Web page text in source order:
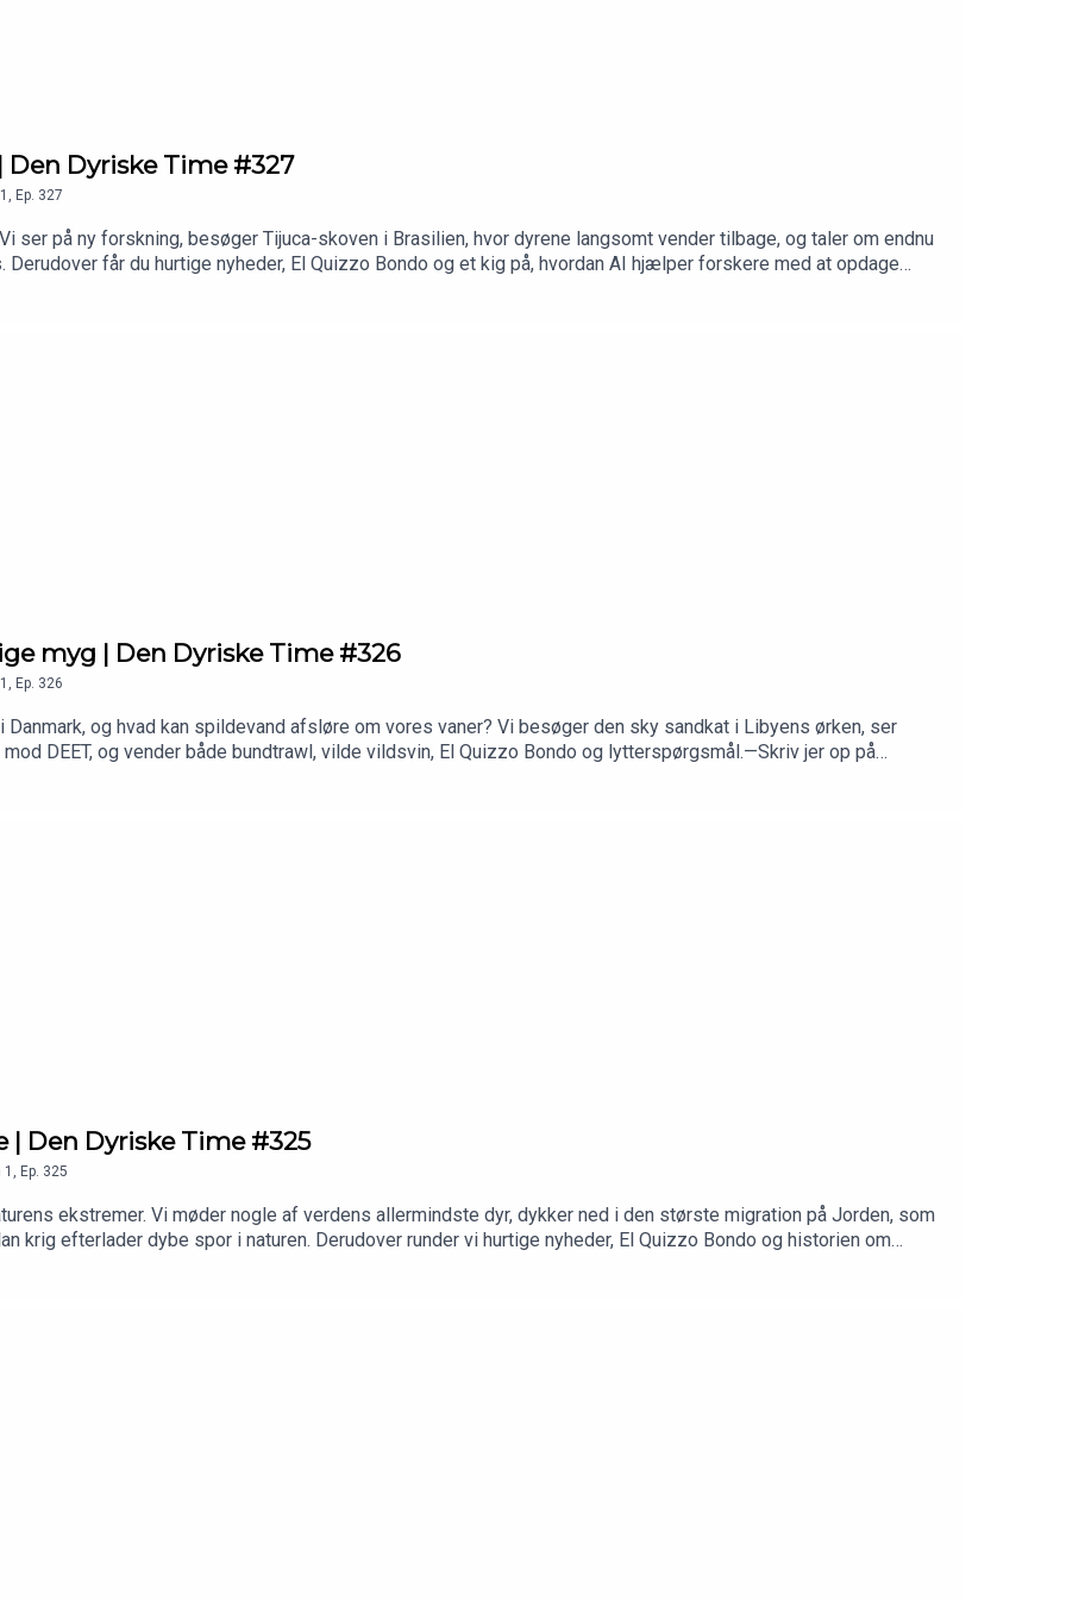
en lille donation, så ville vi være yderst taknemmelige:
Den Dyriske Time #327
1 Ep. 327
ser på ny forskning, besøger Tijuca-skoven i Brasilien, hvor dyrene langsomt vender tilbage, og taler om endnu
får du hurtige nyheder, El Quizzo Bondo og et kig på, hvordan AI hjælper forskere med at opdage
støt programmet med en lille donation, så ville vi være yderst taknemmelige: https://10er.dk/dendyrisketime—
kallebkimAH: instagram.com/alexanderholmdk—Produceret hos PodAmok STUDIOGrafik af Rikke
myg | Den Dyriske Time #326
1 Ep. 326
og hvad kan spildevand afsløre om vores vaner? Vi besøger den sky sandkat i Libyens ørken, ser
DEET, og vender både bundtrawl, vilde vildsvin, El Quizzo Bondo og lytterspørgsmål.—Skriv jer op på
donation, så ville vi være yderst taknemmelige: https://10er.dk/dendyrisketime—IG:
kallebkimAH: instagram.com/alexanderholmdk—Produceret hos PodAmok STUDIOGrafik af Rikke Blicher
Den Dyriske Time #325
1 Ep. 325
ekstremer. Vi møder nogle af verdens allermindste dyr, dykker ned i den største migration på Jorden, som
krig efterlader dybe spor i naturen. Derudover runder vi hurtige nyheder, El Quizzo Bondo og historien om
programmet med en lille donation, så ville vi være yderst taknemmelige: https://10er.dk/dendyrisketime—IG:
kallebkimAH: instagram.com/alexanderholmdk—Produceret hos PodAmok STUDIOGrafik af Rikke Blicher